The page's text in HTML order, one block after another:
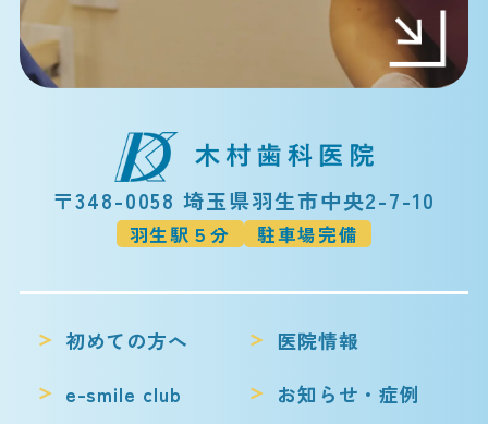
〒348-0058 埼玉県羽生市中央2-7-10
羽生駅５分 駐車場完備
初めての方へ
医院情報
e-smile club
お知らせ・症例